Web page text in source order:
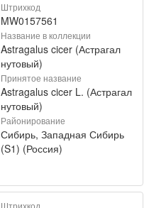
Штрихкод
MW0157561
Название в коллекции
Astragalus cicer (Астрагал
нутовый)
Принятое название
Astragalus cicer L. (Астрагал
нутовый)
Районирование
Сибирь, Западная Сибирь
(S1) (Россия)
Штрихкод